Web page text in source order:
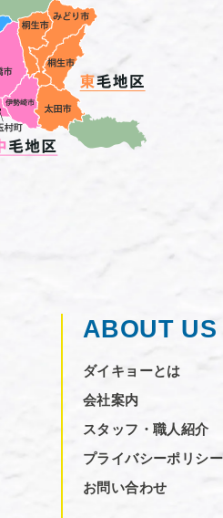
ABOUT US
ダイキョーとは
会社案内
スタッフ・職人紹介
プライバシーポリシー
お問い合わせ